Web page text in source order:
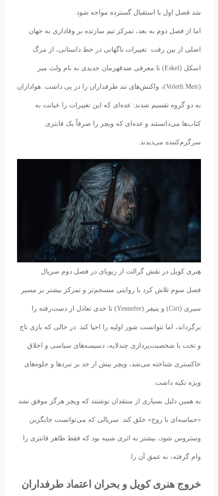
شد فصل اول با استقبال گسترده مواجه شود.
اما از فصل دوم به بعد، تمرکز تیم سازنده بر وفاداری به جهان
اصلی از بین رفت. تغییرات ناگهانی در خط داستانی، از مرگ
اسکل (Eskel) تا معرفی ضدقهرمان جدیدی به نام ولث میر
(Voleth Meir)، واکنش‌های تند طرفداران را در پی داشت. هواداران
به دو گروه تقسیم شدند: عده‌ای که این تغییرات را خیانت به
کتاب‌ها می‌دانستند و عده‌ای که ویچر را صرفاً یک فانتزی
سرگرم‌کننده می‌دیدند.
هِنری کویل در نقش گرالت از ریویای در فصل دوم سریال
فصل سوم تلاش کرد با روایتی منسجم‌تر و تمرکز بیشتر بر مسیر
سیری (Ciri) و ینیفر (Yennefer) تا حدی تعادل از دست‌رفته را
برگرداند، اما نتوانست شور اولیه را احیا کند. در حالی که بازی تاج
و تخت با شخصیت‌پردازی چندلایه، دسیسه‌های سیاسی و اخلاق
خاکستری شناخته می‌شد، ویچر بیش از حد بر نبردها و جلوه‌های
ویژه تکیه داشت.
به همین دلیل بسیاری از منتقدان نوشتند که ویچر هرگز موفق نشد
«حماسه‌ای با روح» خلق کند. سریالی که می‌توانست جایگزین
وستروس شود، بیشتر به اثری شبیه بود که فقط ظاهر فانتزی را
وام گرفته، نه عمق آن را.
خروج هنری کویل و بحران اعتماد طرفداران